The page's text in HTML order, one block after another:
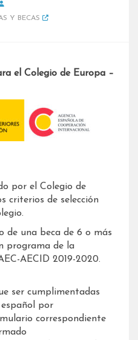
Y BECAS
por el Colegio de
criterios de selección
de una beca de 6 o más
programa de la
AECID 2019-2020.
ser cumplimentadas
por
correspondiente